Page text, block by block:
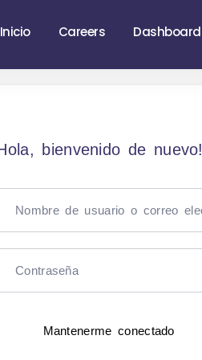
Inicio Careers Dashboard
bienvenido de nuevo!
Mantenerme conectado